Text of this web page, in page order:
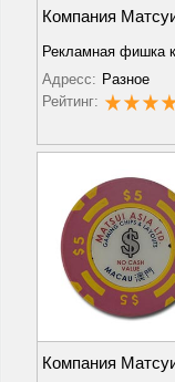
Компания
Рекламная фишка
Адресс: Разное
Рейтинг:
Компания